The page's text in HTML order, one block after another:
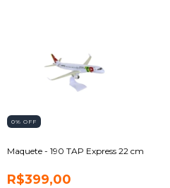
0% OFF
Maquete - 190 TAP Express 22 cm
R$399,00